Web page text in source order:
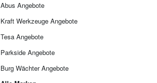
Abus Angebote
Kraft Werkzeuge Angebote
Tesa Angebote
Parkside Angebote
Burg Wächter Angebote